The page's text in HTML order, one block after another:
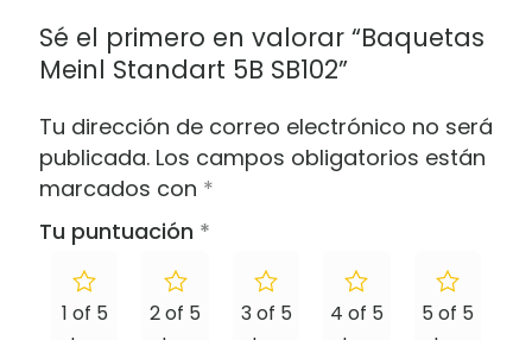
Sé el primero en valorar “Baquetas
Meinl Standart 5B SB102”
Tu dirección de correo electrónico no será
publicada. Los campos obligatorios están
marcados con *
Tu puntuación *
1 of 5
2 of 5
3 of 5
4 of 5
5 of 5